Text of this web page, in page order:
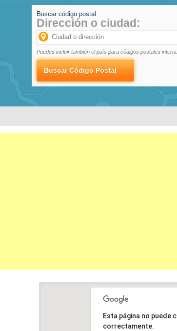
Buscar código postal
Dirección o ciudad:
Puedes incluir también el país para códigos postales
Esta página no puede
correctamente.